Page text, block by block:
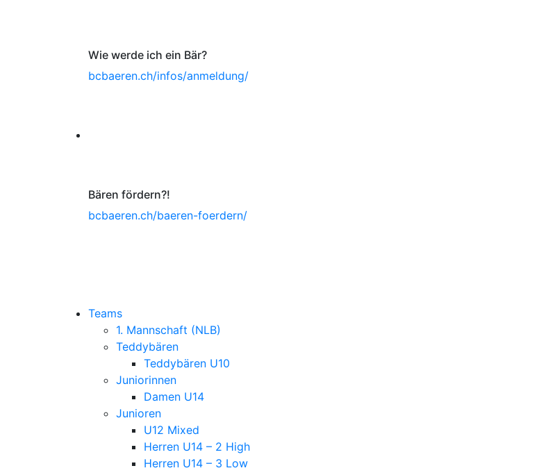
Wie werde ich ein Bär?
bcbaeren.ch/infos/anmeldung/
Bären fördern?!
bcbaeren.ch/baeren-foerdern/
Teams
1. Mannschaft (NLB)
Teddybären
Teddybären U10
Juniorinnen
Damen U14
Junioren
U12 Mixed
Herren U14 – 2 High
Herren U14 – 3 Low